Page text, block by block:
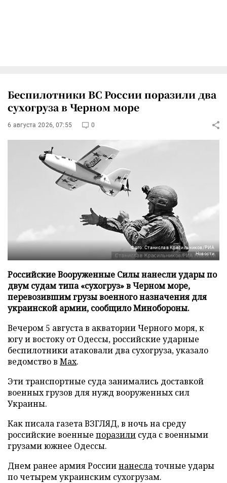
Беспилотники ВС России поразили два
сухогруза в Черном море
6 августа 2026, 07:55 0
Фото: Станислав Красильников/РИА
Новости
Российские Вооруженные Силы нанесли удары по
двум судам типа «сухогруз» в Черном море,
перевозившим грузы военного назначения для
украинской армии, сообщило Минобороны.
Вечером 5 августа в акватории Черного моря, к
югу и востоку от Одессы, российские ударные
беспилотники атаковали два сухогруза, указало
ведомство в Max.
Эти транспортные суда занимались доставкой
военных грузов для нужд вооруженных сил
Украины.
Как писала газета ВЗГЛЯД, в ночь на среду
российские военные поразили суда с военными
грузами южнее Одессы.
Днем ранее армия Россиинанесла точные удары
по четырем украинским сухогрузам.